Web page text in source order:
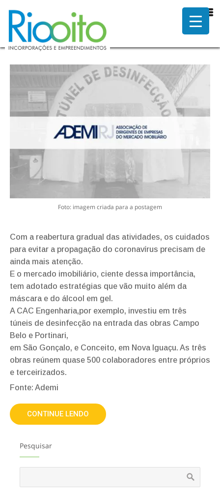
Título da notícia
Foto: imagem criada para a postagem
Com a reabertura gradual das atividades, os cuidados
para evitar a propagação do coronavírus precisam de
ainda mais atenção.
E o mercado imobiliário, ciente dessa importância,
tem adotado estratégias que vão muito além da
máscara e do álcool em gel.
A CAC Engenharia,por exemplo, investiu em três
túneis de desinfecção na entrada das obras Campo
Belo e Portinari,
em São Gonçalo, e Conceito, em Nova Iguaçu. As três
obras reúnem quase 500 colaboradores entre próprios
e terceirizados.
Fonte: Ademi
CONTINUE LENDO
Pesquisar